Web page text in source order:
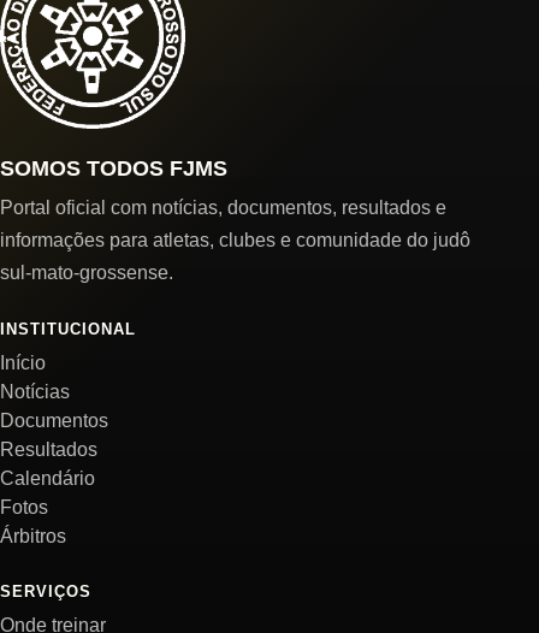
SOMOS TODOS FJMS
Portal oficial com notícias, documentos, resultados e
informações para atletas, clubes e comunidade do judô
sul-mato-grossense.
INSTITUCIONAL
Início
Notícias
Documentos
Resultados
Calendário
Fotos
Árbitros
SERVIÇOS
Onde treinar